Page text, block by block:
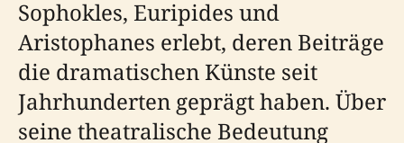
Sophokles, Euripides und
Aristophanes erlebt, deren Beiträge
die dramatischen Künste seit
Jahrhunderten geprägt haben. Über
seine theatralische Bedeutung